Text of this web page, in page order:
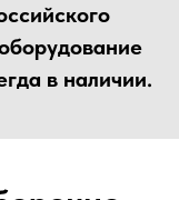
в наличии.